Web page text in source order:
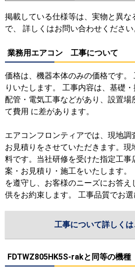
掲載している仕様等は、実物と異な
で、 詳しくはお問い合わせください
業務用エアコン 工事について
価格は、機器本体のみの価格です。
りいたします。 工事内容は、基礎
配管・電気工事などがあり、設置場
て費用 に差があります。
エアコンフロンティアでは、現地
お見積りをさせていただきます。
料です。当社研修を受けた指定工事
案・お見積り・施工をいたします。
を遵守し、お客様のニーズにお答え
供をお約束します。 工事品質でお選
工事について詳しくは
FDTWZ805HK5S-rakと同等の機種